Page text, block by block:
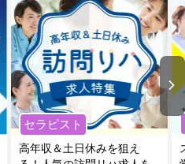
セラピスト
高年収＆土日休みを狙え